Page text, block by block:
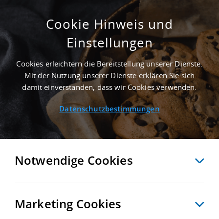
ERSTBEZUG - 19.500 M² MIETHALLE IN
OBERKRÄMER AN DER AUTOBAHN A 111 -
LANDKREIS OBERHAVEL
Startseite/ Immobiliensuche/ Detailansicht
ZURÜCK MERKEN VERGLEICHEN EXPORT PDF
Cookie Hinweis und
Einstellungen
Cookies erleichtern die Bereitstellung unserer Dienste.
Mit der Nutzung unserer Dienste erklären Sie sich
damit einverstanden, dass wir Cookies verwenden.
Datenschutzbestimmungen
Notwendige Cookies
Marketing Cookies